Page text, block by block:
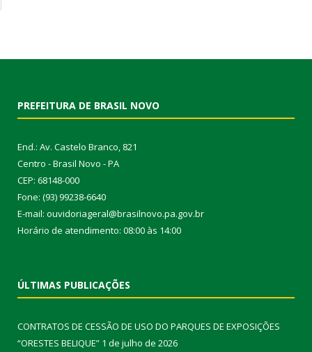
PREFEITURA DE BRASIL NOVO
End.: Av. Castelo Branco, 821
Centro - Brasil Novo - PA
CEP: 68148-000
Fone: (93) 99238-6640
E-mail: ouvidoriageral@brasilnovo.pa.gov.br
Horário de atendimento: 08:00 às 14:00
ÚLTIMAS PUBLICAÇÕES
CONTRATOS DE CESSÃO DE USO DO PARQUES DE EXPOSIÇÕES
“ORESTES BELIQUE” 1 de julho de 2026